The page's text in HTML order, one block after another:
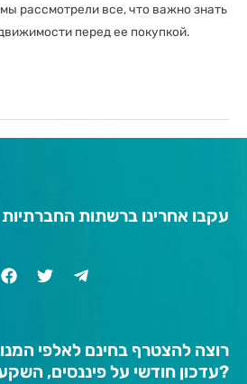
рассмотрели все, что важно знать
перед ее покупкой.
עקבו אחרינו ברשתות החברתיות
רוצה להצטרף בחינם לאלפי
עדכון חודשי על פיננסים, השקעות ונדל״ן?